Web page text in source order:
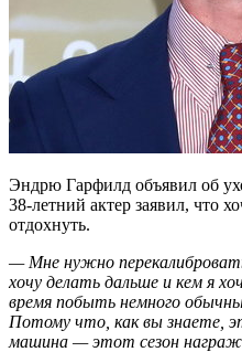
Эндрю Гарфилд объявил об
38-летний актер заявил, что
отдохнуть.
— Мне нужно
хочу делать дальше и кем я
время побыть немного
Потому что, как вы знаете,
машина — этот сезон